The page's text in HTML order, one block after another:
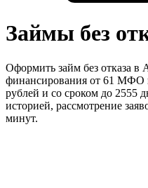
Займы без
Оформить займ без отказа в
финансирования от 61 МФО
рублей и со сроком до 2555
историей, рассмотрение
минут.